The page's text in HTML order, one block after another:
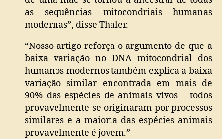
as sequências mitocondriais humanas
modernas”, disse Thaler.
“Nosso artigo reforça o argumento de que a
baixa variação no DNA mitocondrial dos
humanos modernos também explica a baixa
variação similar encontrada em mais de
90% das espécies de animais vivos – todos
provavelmente se originaram por processos
similares e a maioria das espécies animais
provavelmente é jovem.”